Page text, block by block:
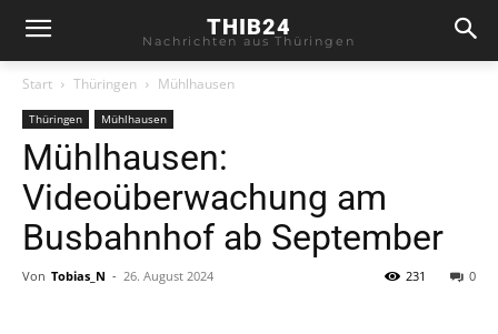
THIB24
Nachrichten aus Thüringen
Start Thüringen Mühlhausen
Thüringen Mühlhausen
Mühlhausen:
Videoüberwachung am
Busbahnhof ab September
Von Tobias_N - 26. August 2024 0
231